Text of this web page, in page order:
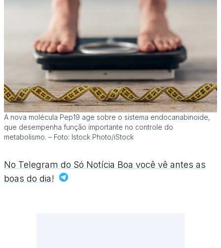
A nova molécula Pep19 age sobre o sistema endocanabinoide,
que desempenha função importante no controle do
metabolismo. – Foto: Istock Photo/iStock
No Telegram do Só Notícia Boa você vê antes as
boas do dia!